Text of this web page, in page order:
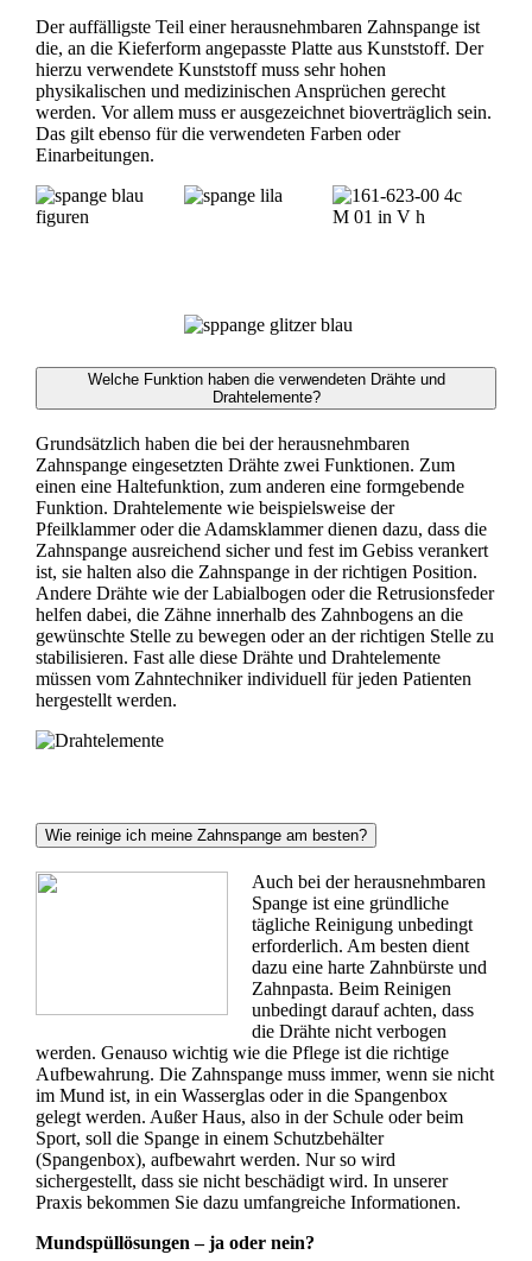
Der auffälligste Teil einer herausnehmbaren Zahnspange ist
die, an die Kieferform angepasste Platte aus Kunststoff. Der
hierzu verwendete Kunststoff muss sehr hohen
physikalischen und medizinischen Ansprüchen gerecht
werden. Vor allem muss er ausgezeichnet bioverträglich sein.
Das gilt ebenso für die verwendeten Farben oder
Einarbeitungen.
Welche Funktion haben die verwendeten Drähte und
Drahtelemente?
Grundsätzlich haben die bei der herausnehmbaren
Zahnspange eingesetzten Drähte zwei Funktionen. Zum
einen eine Haltefunktion, zum anderen eine formgebende
Funktion. Drahtelemente wie beispielsweise der
Pfeilklammer oder die Adamsklammer dienen dazu, dass die
Zahnspange ausreichend sicher und fest im Gebiss verankert
ist, sie halten also die Zahnspange in der richtigen Position.
Andere Drähte wie der Labialbogen oder die Retrusionsfeder
helfen dabei, die Zähne innerhalb des Zahnbogens an die
gewünschte Stelle zu bewegen oder an der richtigen Stelle zu
stabilisieren. Fast alle diese Drähte und Drahtelemente
müssen vom Zahntechniker individuell für jeden Patienten
hergestellt werden.
Wie reinige ich meine Zahnspange am besten?
Auch bei der herausnehmbaren
Spange ist eine gründliche
tägliche Reinigung unbedingt
erforderlich. Am besten dient
dazu eine harte Zahnbürste und
Zahnpasta. Beim Reinigen
unbedingt darauf achten, dass
die Drähte nicht verbogen
werden. Genauso wichtig wie die Pflege ist die richtige
Aufbewahrung. Die Zahnspange muss immer, wenn sie nicht
im Mund ist, in ein Wasserglas oder in die Spangenbox
gelegt werden. Außer Haus, also in der Schule oder beim
Sport, soll die Spange in einem Schutzbehälter
(Spangenbox), aufbewahrt werden. Nur so wird
sichergestellt, dass sie nicht beschädigt wird. In unserer
Praxis bekommen Sie dazu umfangreiche Informationen.
Mundspüllösungen – ja oder nein?